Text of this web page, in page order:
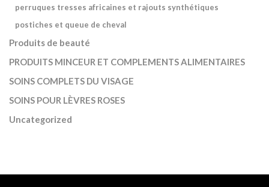
perruques tresses africaines et rajouts synthétiques
postiches et queue de cheval
Produits de beauté
PRODUITS MINCEUR ET COMPLEMENTS ALIMENTAIRES
SOINS COMPLETS DU VISAGE
SOINS POUR LÈVRES ROSES
Uncategorized